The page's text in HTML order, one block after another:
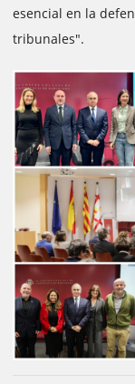
esencial en la
tribunales".